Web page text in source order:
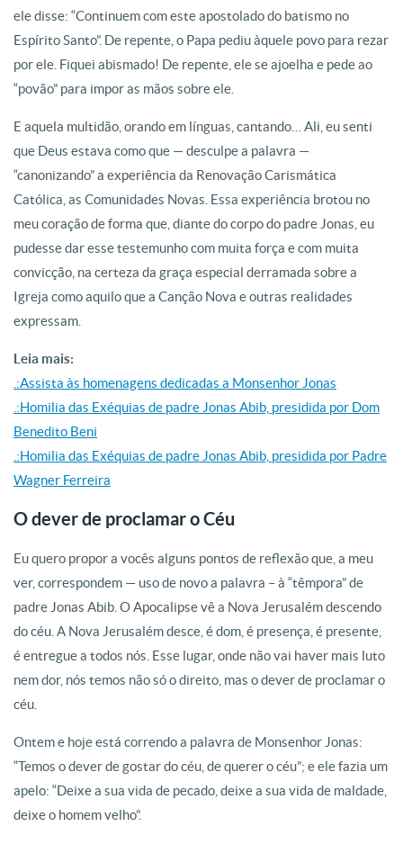
ele disse: “Continuem com este apostolado do batismo no
Espírito Santo”. De repente, o Papa pediu àquele povo para rezar
por ele. Fiquei abismado! De repente, ele se ajoelha e pede ao
“povão” para impor as mãos sobre ele.
E aquela multidão, orando em línguas, cantando… Ali, eu senti
que Deus estava como que — desculpe a palavra —
“canonizando” a experiência da Renovação Carismática
Católica, as Comunidades Novas. Essa experiência brotou no
meu coração de forma que, diante do corpo do padre Jonas, eu
pudesse dar esse testemunho com muita força e com muita
convicção, na certeza da graça especial derramada sobre a
Igreja como aquilo que a Canção Nova e outras realidades
expressam.
Leia mais:
.:Assista às homenagens dedicadas a Monsenhor Jonas
.:Homilia das Exéquias de padre Jonas Abib, presidida por Dom
Benedito Beni
.:Homilia das Exéquias de padre Jonas Abib, presidida por Padre
Wagner Ferreira
O dever de proclamar o Céu
Eu quero propor a vocês alguns pontos de reflexão que, a meu
ver, correspondem — uso de novo a palavra – à “têmpora” de
padre Jonas Abib. O Apocalipse vê a Nova Jerusalém descendo
do céu. A Nova Jerusalém desce, é dom, é presença, é presente,
é entregue a todos nós. Esse lugar, onde não vai haver mais luto
nem dor, nós temos não só o direito, mas o dever de proclamar o
céu.
Ontem e hoje está correndo a palavra de Monsenhor Jonas:
“Temos o dever de gostar do céu, de querer o céu”; e ele fazia um
apelo: “Deixe a sua vida de pecado, deixe a sua vida de maldade,
deixe o homem velho”.